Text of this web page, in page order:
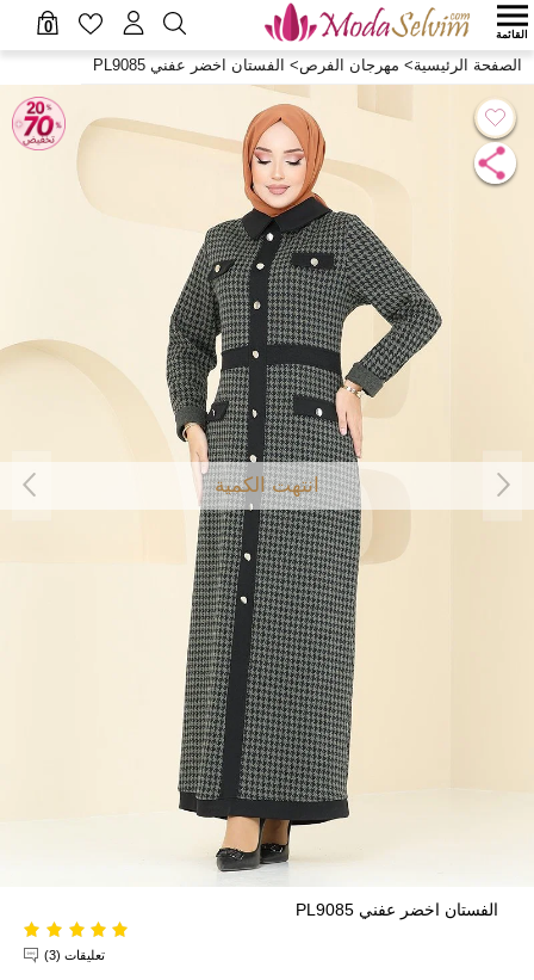
0 القائمة
الصفحة الرئيسية> مهرجان الفرص> الفستان اخضر عفني PL9085
انتهت الكمية
الفستان اخضر عفني PL9085
تعليقات (3)